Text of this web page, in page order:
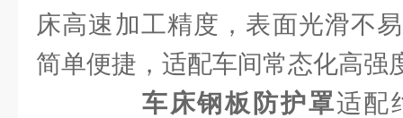
床高速加工精度，表面光滑不
简单便捷，适配车间常态化高强
车床钢板防护罩适配